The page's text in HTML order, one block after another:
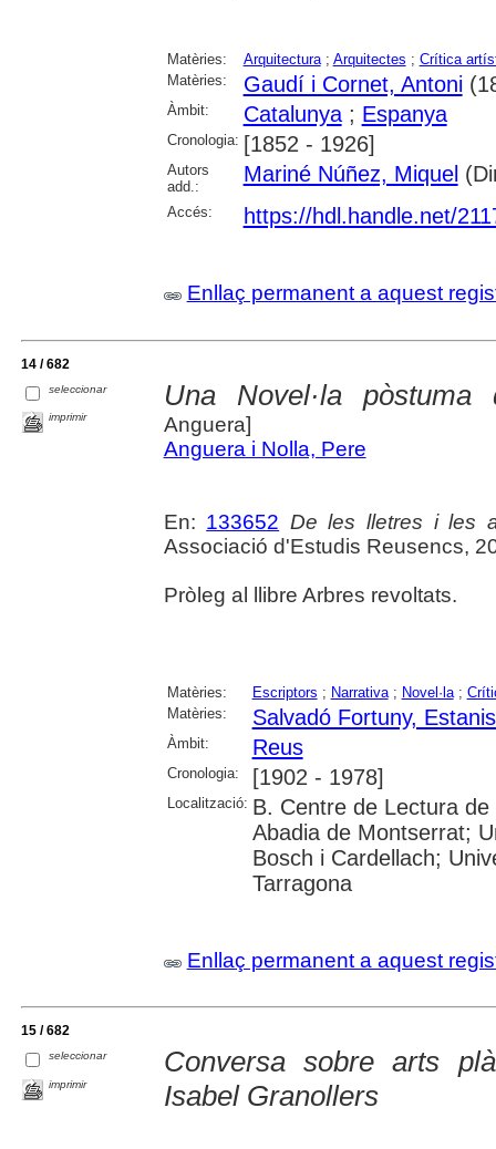
Matèries: Arquitectura; Arquitectes ; Crítica
Matèries:
Gaudí i Cornet, Antoni
Àmbit: Catalunya; Espanya
Cronologia: [1852 - 1926]
Autors
add.:
Mariné Núñez, Miquel
Accés: https://hdl.handle.net/
Enllaç permanent a aquest
14 / 682
seleccionar
imprimir
Una Novel·la pòstuma
Anguera]
Anguera i Nolla, Pere
En: 133652 De les lletres i les
Associació d'Estudis Reusencs,
Pròleg al llibre Arbres revoltats.
Matèries: Escriptors ; Narrativa; Novel·la;
Matèries:
Salvadó Fortuny,
Àmbit: Reus
Cronologia: [1902 - 1978]
Localització: B. Centre de Lectura
Abadia de Montserrat;
Bosch i Cardellach;
Tarragona
Enllaç permanent a aquest
15 / 682
seleccionar
imprimir
Conversa sobre arts
Isabel Granollers